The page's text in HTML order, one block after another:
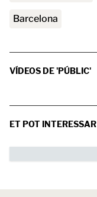
barcelona
VÍDEOS DE 'PÚBLIC'
ET POT INTERESSAR